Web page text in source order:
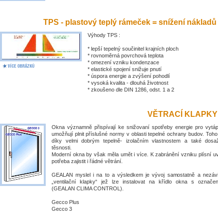
TPS - plastový teplý rámeček = snížení
Výhody TPS :
* lepší tepelný součinitel krajních ploch
* rovnoměrná povrchová teplota
* omezení vzniku kondenzace
* elastické spojení snižuje pnutí
* úspora energie a zvýšení pohodlí
* vysoká kvalita - dlouhá životnost
* zkoušeno dle DIN 1286, odst. 1 a 2
VĚTRACÍ
Okna významně přispívají ke snižovaní spotřeby energie pro
umožňují plnit příslušné normy v oblasti tepelné ochrany budov.
díky velmi dobrým tepelně- izolačním vlastnostem a také
těsnosti.
Moderní okna by však měla umět i více. K zabránění vzniku plísní
potřeba zajistit i řádné větrání.
GEALAN myslel i na to a výsledkem je vývoj samostatně a
„ventilační klapky“ jež lze instalovat na křídlo okna s
(GEALAN CLIMA CONTROL).
Gecco Plus
Gecco 3